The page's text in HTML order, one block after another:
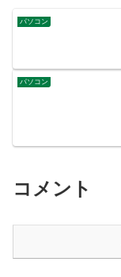
パソコン
パソコン
コメント